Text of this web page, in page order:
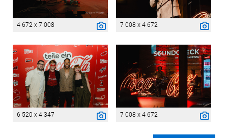
4 672 x 7 008 7 008 x 4 672
6 520 x 4 347 7 008 x 4 672